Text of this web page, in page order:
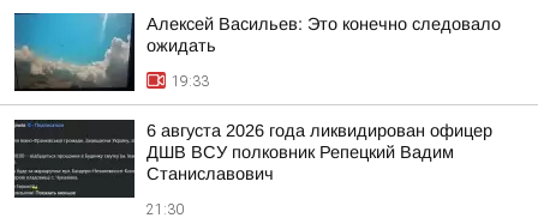
Алексей Васильев: Это конечно следовало
ожидать
19:33
6 августа 2026 года ликвидирован офицер
ДШВ ВСУ полковник Репецкий Вадим
Станиславович
21:30